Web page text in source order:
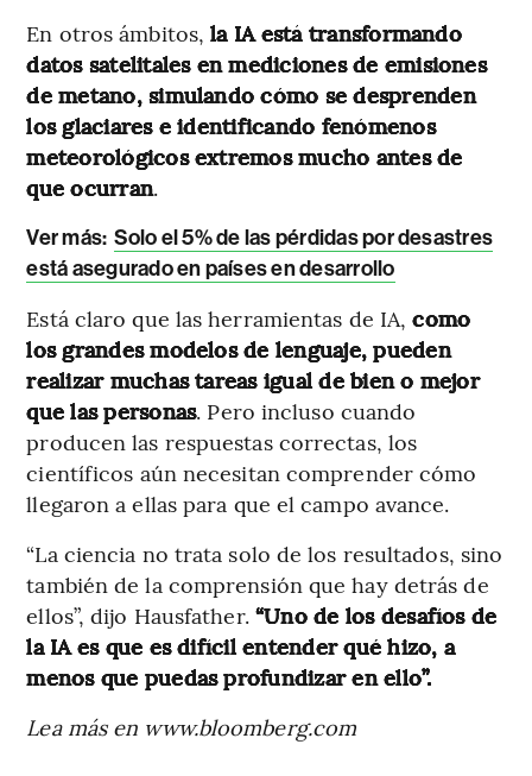
En otros ámbitos,la IA está transformando
datos satelitales en mediciones de emisiones
de metano, simulando cómo se desprenden
los glaciares e identificando fenómenos
meteorológicos extremos mucho antes de
que ocurran.
Ver más: Solo el 5% de las pérdidas por desastres
está asegurado en países en desarrollo
Está claro que las herramientas de IA,como
los grandes modelos de lenguaje, pueden
realizar muchas tareas igual de bien o mejor
que las personas. Pero incluso cuando
producen las respuestas correctas, los
científicos aún necesitan comprender cómo
llegaron a ellas para que el campo avance.
“La ciencia no trata solo de los resultados, sino
también de la comprensión que hay detrás de
ellos”, dijo Hausfather. “Uno de los desafíos de
la IA es que es difícil entender qué hizo, a
menos que puedas profundizar en ello”.
Lea más en www.bloomberg.com